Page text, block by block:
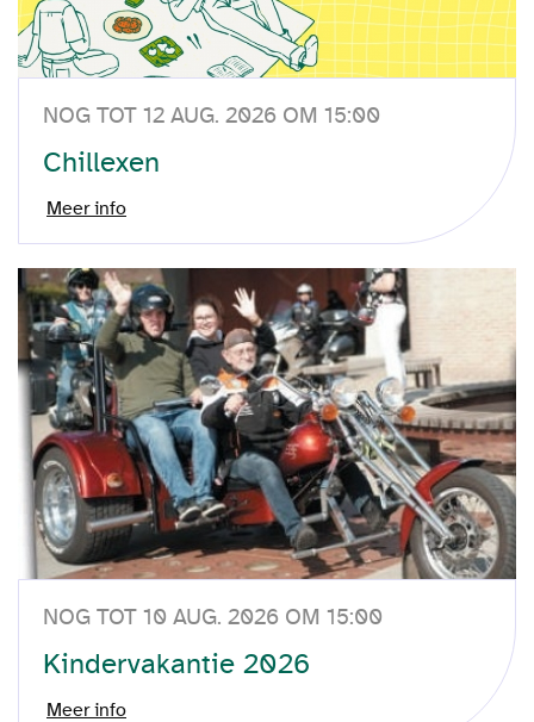
NOG TOT 12 AUG. 2026 OM 15:00
Chillexen
Meer info
NOG TOT 10 AUG. 2026 OM 15:00
Kindervakantie 2026
Meer info